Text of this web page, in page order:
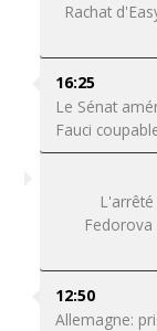
Rachat
16:25
Le Sénat
Fauci
12:50
Allemagne: